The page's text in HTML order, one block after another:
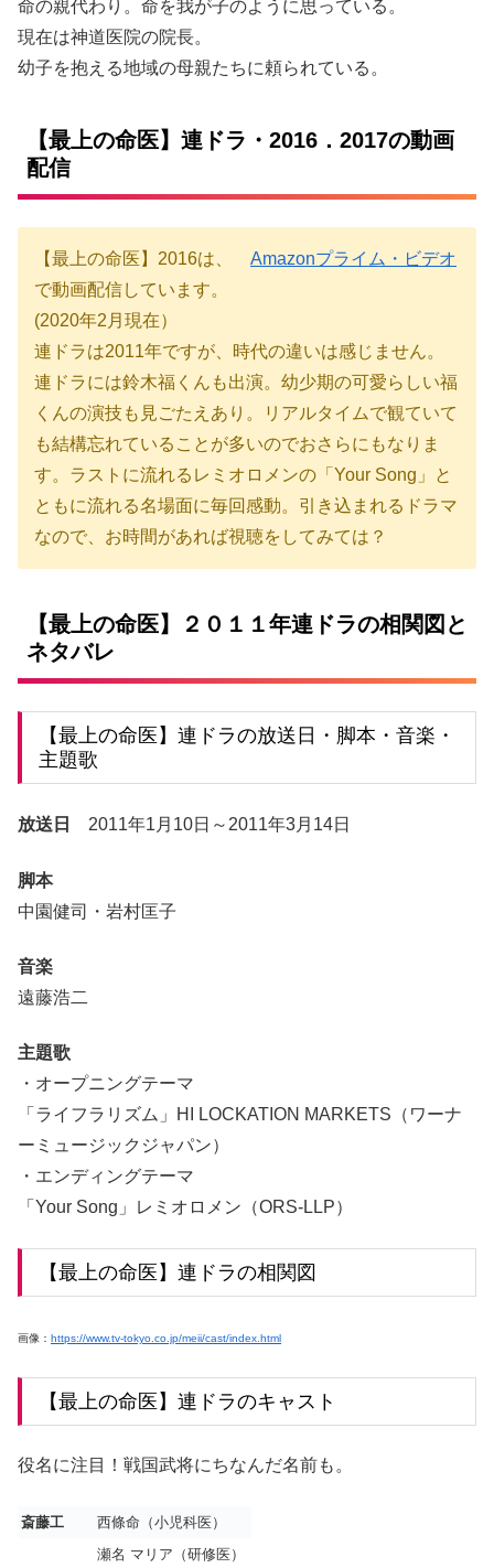
命の親代わり。命を我が子のように思っている。
現在は神道医院の院長。
幼子を抱える地域の母親たちに頼られている。
【最上の命医】連ドラ・2016．2017の動画
配信
【最上の命医】2016は、 Amazonプライム・ビデオ
で動画配信しています。
(2020年2月現在）
連ドラは2011年ですが、時代の違いは感じません。
連ドラには鈴木福くんも出演。幼少期の可愛らしい福
くんの演技も見ごたえあり。リアルタイムで観ていて
も結構忘れていることが多いのでおさらにもなりま
す。ラストに流れるレミオロメンの「Your Song」と
ともに流れる名場面に毎回感動。引き込まれるドラマ
なので、お時間があれば視聴をしてみては？
【最上の命医】２０１１年連ドラの相関図と
ネタバレ
【最上の命医】連ドラの放送日・脚本・音楽・
主題歌
放送日 2011年1月10日～2011年3月14日
脚本
中園健司・岩村匡子
音楽
遠藤浩二
主題歌
・オープニングテーマ
「ライフラリズム」HI LOCKATION MARKETS（ワーナ
ーミュージックジャパン）
・エンディングテーマ
「Your Song」レミオロメン（ORS-LLP）
【最上の命医】連ドラの相関図
画像： https://www.tv-tokyo.co.jp/meii/cast/index.html
【最上の命医】連ドラのキャスト
役名に注目！戦国武将にちなんだ名前も。
斎藤工 西條命（小児科医）
瀬名 マリア（研修医）